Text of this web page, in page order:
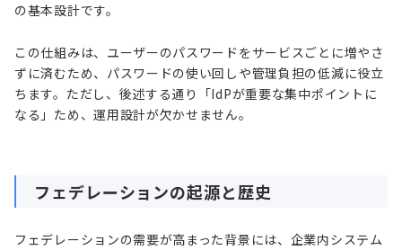
の基本設計です。
この仕組みは、ユーザーのパスワードをサービスごとに増やさ
ずに済むため、パスワードの使い回しや管理負担の低減に役立
ちます。ただし、後述する通り「IdPが重要な集中ポイントに
なる」ため、運用設計が欠かせません。
フェデレーションの起源と歴史
フェデレーションの需要が高まった背景には、企業内システム